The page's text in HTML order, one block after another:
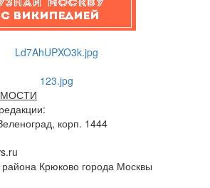
корп. 1444
Крюково города Москвы